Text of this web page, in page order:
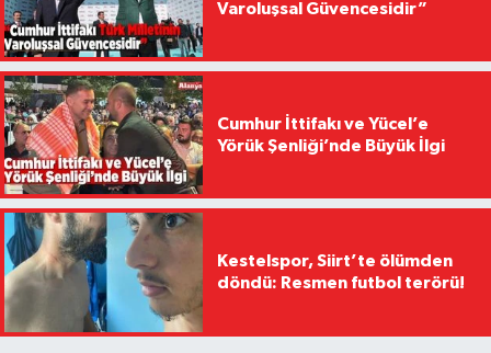
Varoluşsal Güvencesidir”
Cumhur İttifakı ve Yücel’e
Yörük Şenliği’nde Büyük İlgi
Kestelspor, Siirt’te ölümden
döndü: Resmen futbol terörü!